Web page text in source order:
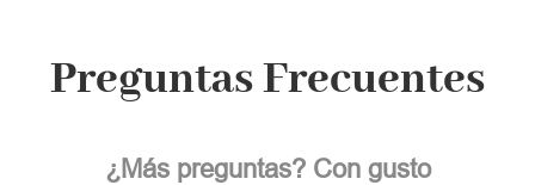
Preguntas Frecuentes
¿Más preguntas? Con gusto